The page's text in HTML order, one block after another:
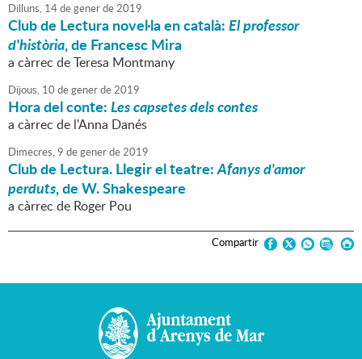
Dilluns, 14degenerde2019
Club de Lectura novel·la en català:El professor
d'història, de Francesc Mira
a càrrec de Teresa Montmany
Dijous, 10 degenerde2019
Hora del conte:Les capsetes dels contes
a càrrec de l'Anna Danés
Dimecres,9 degenerde2019
Club de Lectura. Llegir el teatre:Afanys d'amor
perduts, de W. Shakespeare
a càrrec de Roger Pou
Compartir